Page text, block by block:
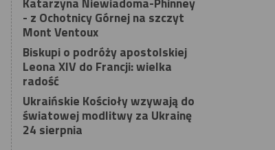
- z Ochotnicy Górnej na szczyt
Mont Ventoux
Biskupi o podróży apostolskiej
Leona XIV do Francji: wielka
radość
Ukraińskie Kościoły wzywają do
światowej modlitwy za Ukrainę
24 sierpnia